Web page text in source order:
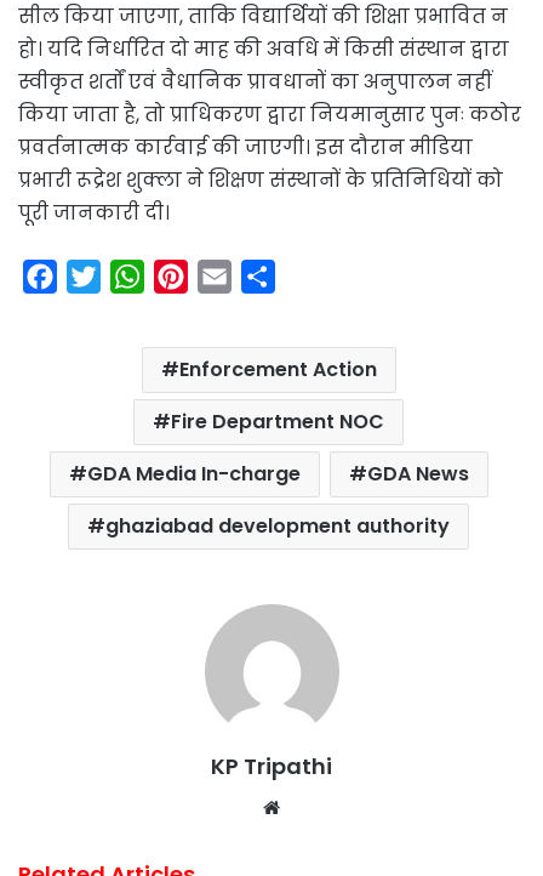
सील किया जाएगा, ताकि विद्यार्थियों की शिक्षा प्रभावित न
हो। यदि निर्धारित दो माह की अवधि में किसी संस्थान द्वारा
स्वीकृत शर्तों एवं वैधानिक प्रावधानों का अनुपालन नहीं
किया जाता है, तो प्राधिकरण द्वारा नियमानुसार पुनः कठोर
प्रवर्तनात्मक कार्रवाई की जाएगी। इस दौरान मीडिया
प्रभारी रूद्रेश शुक्ला ने शिक्षण संस्थानों के प्रतिनिधियों को
पूरी जानकारी दी।
o
e
r
W
a
A
p
p
n
t
e
r
e
s
t
a
i
l
a
r
e
Enforcement Action
Fire Department NOC
GDA Media In-charge
GDA News
ghaziabad development authority
KP Tripathi